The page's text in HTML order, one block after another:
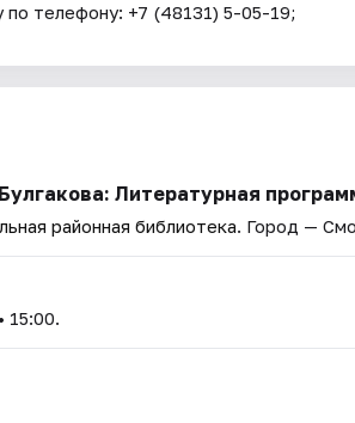
по телефону: +7 (48131) 5-05-19;
Литературная
районная библиотека. Город —
15:00.